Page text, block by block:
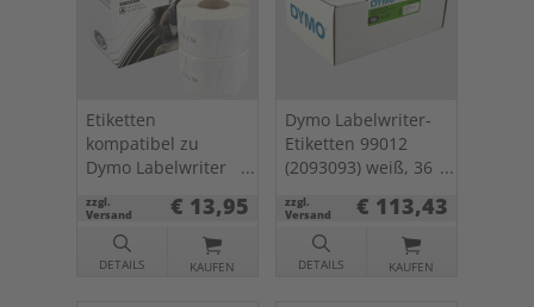
Etiketten
kompatibel zu
Dymo Labelwriter
weiß, 36 x 89mm, 2
x 260 St.
zzgl.
Versand
€ 13,95
DETAILS KAUFEN
Dymo Labelwriter-
Etiketten 99012
(2093093) weiß, 36
St.
zzgl.
Versand
€ 113,43
DETAILS KAUFEN